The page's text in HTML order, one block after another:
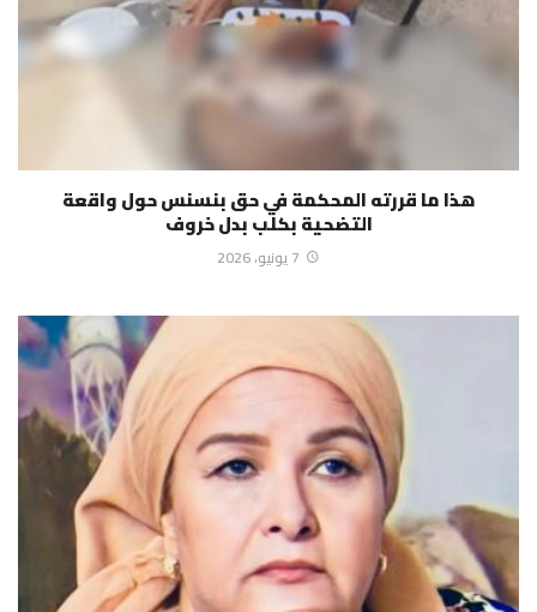
هذا ما قررته المحكمة في حق بنسنس حول واقعة
التضحية بكلب بدل خروف
7 يونيو، 2026